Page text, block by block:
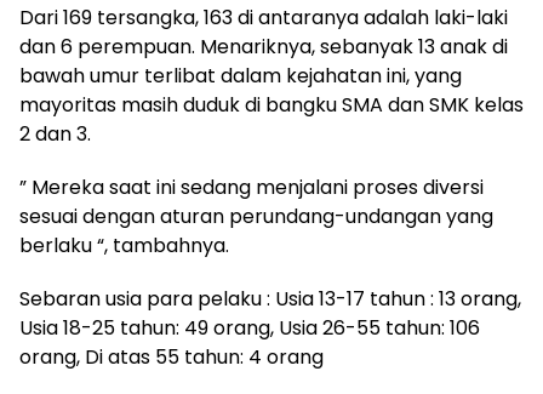
Dari 169 tersangka, 163 di antaranya adalah laki-laki
dan 6 perempuan. Menariknya, sebanyak 13 anak di
bawah umur terlibat dalam kejahatan ini, yang
mayoritas masih duduk di bangku SMA dan SMK kelas
2 dan 3.
” Mereka saat ini sedang menjalani proses diversi
sesuai dengan aturan perundang-undangan yang
berlaku “, tambahnya.
Sebaran usia para pelaku : Usia 13-17 tahun : 13 orang,
Usia 18-25 tahun: 49 orang, Usia 26-55 tahun: 106
orang, Di atas 55 tahun: 4 orang